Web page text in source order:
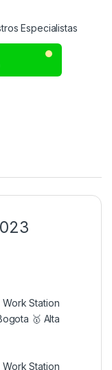
Especialistas